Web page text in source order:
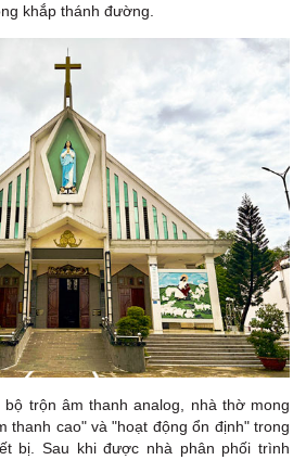
khắp thánh đường.
trộn âm thanh analog, nhà thờ mong
thanh cao" và "hoạt động ổn định" trong
bị. Sau khi được nhà phân phối trình